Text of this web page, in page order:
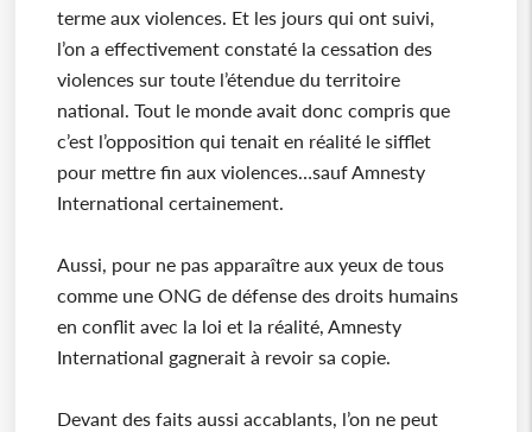
terme aux violences. Et les jours qui ont suivi,
l’on a effectivement constaté la cessation des
violences sur toute l’étendue du territoire
national. Tout le monde avait donc compris que
c’est l’opposition qui tenait en réalité le sifflet
pour mettre fin aux violences…sauf Amnesty
International certainement.
Aussi, pour ne pas apparaître aux yeux de tous
comme une ONG de défense des droits humains
en conflit avec la loi et la réalité, Amnesty
International gagnerait à revoir sa copie.
Devant des faits aussi accablants, l’on ne peut